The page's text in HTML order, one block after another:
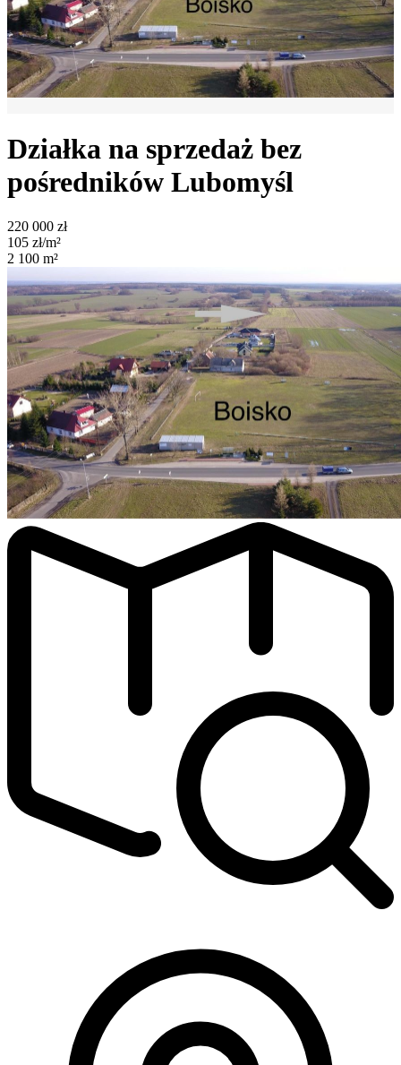
Działka na sprzedaż bez
pośredników Lubomyśl
220 000 zł
105 zł/m²
2 100 m²